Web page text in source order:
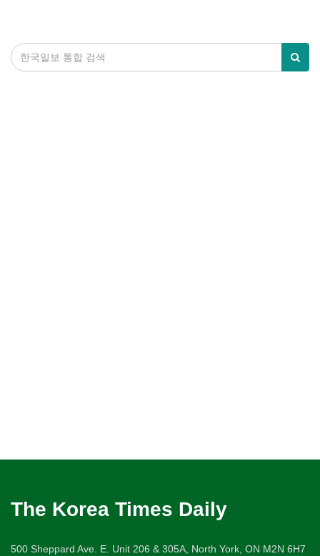
The Korea Times Daily
500 Sheppard Ave. E. Unit 206 & 305A, North York, ON M2N 6H7